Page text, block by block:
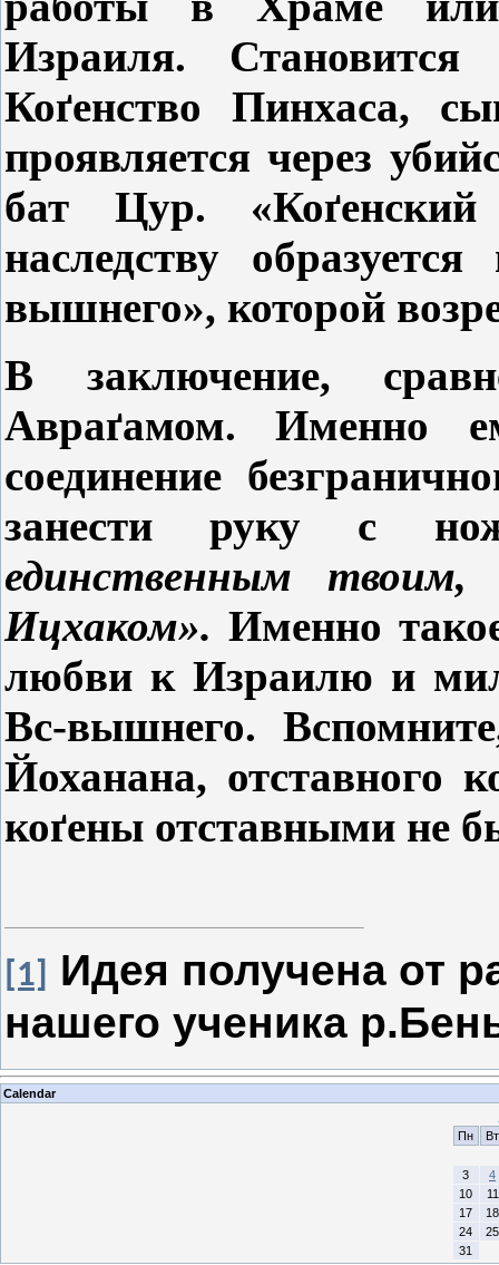
Израиля.
Коґенство Пинхаса,
проявляется через
бат Цур. «Коґен
наследству
вышнего», которой
В заключение,
Авраґамом.Именно
соединение
занести руку с
единственным
Ицхаком». Именно
любви к Израилю и
Вс-вышнего.
Йоханана, отставного
коґены отставными не
[1]
Идея получена от
нашего ученика
Calendar
Пн
Вт
3
4
10
11
17
18
24
25
31